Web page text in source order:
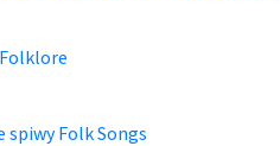
spiwy Folk Songs